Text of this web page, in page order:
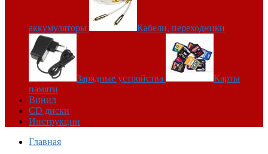
аккумуляторы Кабели, переходники
Зарядные устройства
Карты
памяти
Винил
CD диски
Инструкции
Главная